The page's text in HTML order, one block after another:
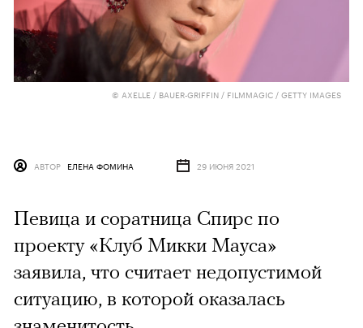
© AXELLE / BAUER-GRIFFIN / FILMMAGIC / GETTY IMAGES
АВТОР ЕЛЕНА ФОМИНА 29 ИЮНЯ 2021
Певица и соратница Спирс по
проекту «Клуб Микки Мауса»
заявила, что считает недопустимой
ситуацию, в которой оказалась